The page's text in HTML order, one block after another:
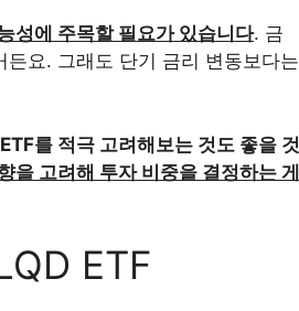
성에 주목할 필요가 있습니다. 금
요. 그래도 단기 금리 변동보다는
를 적극 고려해보는 것도 좋을 것
을 고려해 투자 비중을 결정하는 게
ETF